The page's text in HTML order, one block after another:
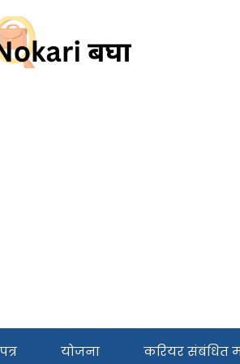
योजना करियर संबंधित